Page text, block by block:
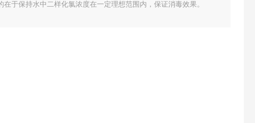
在于保持水中二样化氯浓度在一定理想范围内，保证消毒效果。